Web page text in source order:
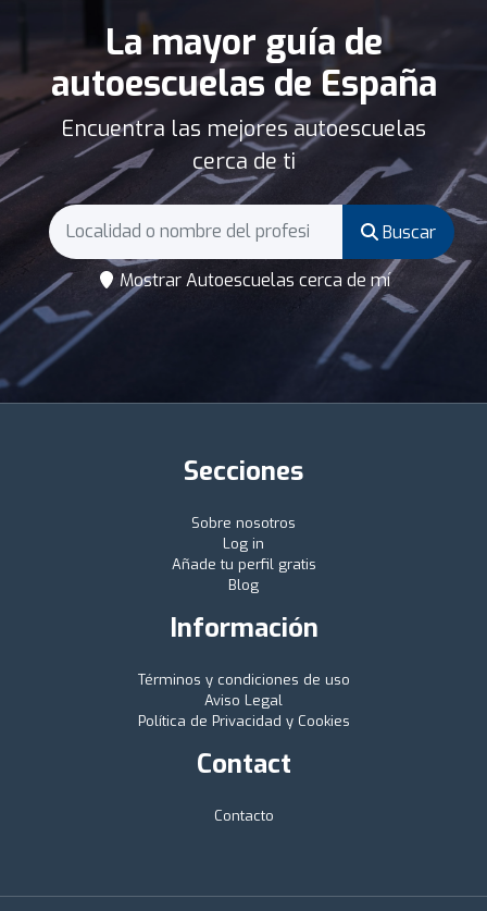
La mayor guía de
autoescuelas de España
Encuentra las mejores autoescuelas
cerca de ti
Buscar
Mostrar Autoescuelas cerca de mí
Secciones
Sobre nosotros
Log in
Añade tu perfil gratis
Blog
Información
Términos y condiciones de uso
Aviso Legal
Política de Privacidad y Cookies
Contact
Contacto